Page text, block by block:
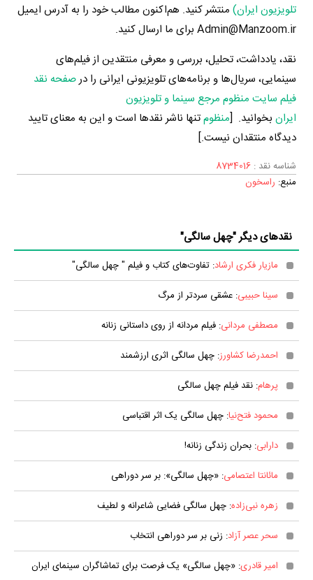
تلویزیون ایران) منتشر کنید. هم‌اکنون مطالب خود را به آدرس ایمیل
Admin@Manzoom.ir برای ما ارسال کنید.
نقد، یادداشت، تحلیل، بررسی و معرفی منتقدین از فیلم‌های
سینمایی، سریال‌ها و برنامه‌های تلویزیونی ایرانی را درصفحه نقد
فیلم سایت منظوم مرجع سینما و تلویزیون
ایران بخوانید. [منظومتنها ناشر نقدها است و این به معنای تایید
دیدگاه منتقدان نیست.]
شناسه نقد : 8734016
منبع: راسخون
نقدهای دیگر "چهل سالگی"
مازیار فکری ارشاد: تفاوت‌های کتاب و فیلم " چهل سالگی"
سینا حبیبی: عشقی سردتر از مرگ
مصطفی مردانی: فیلم مردانه از روی داستانی زنانه
احمدرضا کشاورز: چهل سالگی اثری ارزشمند
پرهام: نقد فیلم چهل سالگی
محمود فتح‌نیا: چهل سالگی یک اثر اقتباسی
دارابی: بحران زندگی زنانه!
مائانتا اعتصامی: «چهل سالگی»: بر سر دوراهی
زهره نبی‌زاده: چهل سالگی فضایی شاعرانه و لطیف
سحر عصر آزاد: زنی بر سر دوراهی انتخاب
امیر قادری: «چهل سالگی» یک فرصت برای تماشاگران سینمای ایران